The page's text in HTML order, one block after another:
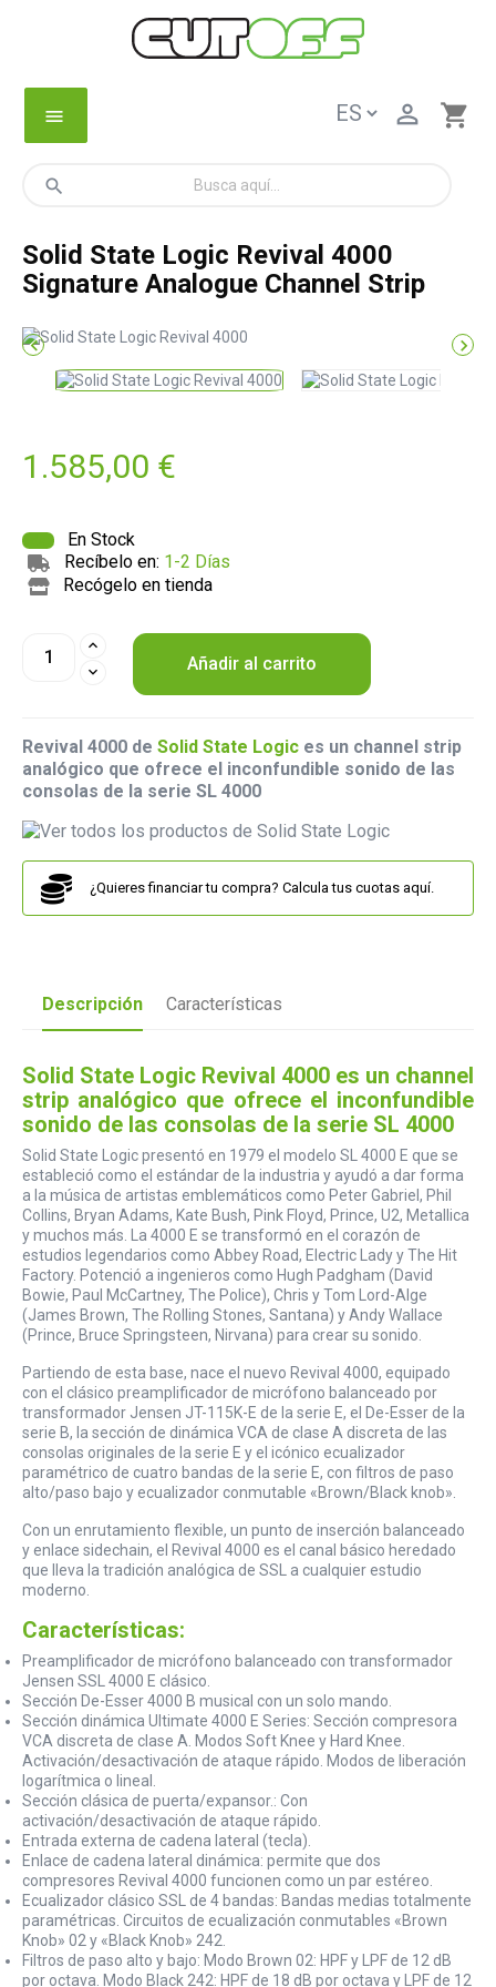
menu shopping_cart

search
Solid State Logic Revival 4000
Signature Analogue Channel Strip
 
1.585,00 €
En Stock
Recíbelo en: 1-2 Días
Recógelo en tienda
Añadir al carrito
Revival 4000 de Solid State Logic es un channel strip
analógico que ofrece el inconfundible sonido de las
consolas de la serie SL 4000
¿Quieres financiar tu compra? Calcula tus cuotas aquí.
Descripción Características
Solid State Logic Revival 4000 es un channel
strip analógico que ofrece el inconfundible
sonido de las consolas de la serie SL 4000
Solid State Logic presentó en 1979 el modelo SL 4000 E que se
estableció como el estándar de la industria y ayudó a dar forma
a la música de artistas emblemáticos como Peter Gabriel, Phil
Collins, Bryan Adams, Kate Bush, Pink Floyd, Prince, U2, Metallica
y muchos más. La 4000 E se transformó en el corazón de
estudios legendarios como Abbey Road, Electric Lady y The Hit
Factory. Potenció a ingenieros como Hugh Padgham (David
Bowie, Paul McCartney, The Police), Chris y Tom Lord-Alge
(James Brown, The Rolling Stones, Santana) y Andy Wallace
(Prince, Bruce Springsteen, Nirvana) para crear su sonido.
Partiendo de esta base, nace el nuevo Revival 4000, equipado
con el clásico preamplificador de micrófono balanceado por
transformador Jensen JT-115K-E de la serie E, el De-Esser de la
serie B, la sección de dinámica VCA de clase A discreta de las
consolas originales de la serie E y el icónico ecualizador
paramétrico de cuatro bandas de la serie E, con filtros de paso
alto/paso bajo y ecualizador conmutable «Brown/Black knob».
Con un enrutamiento flexible, un punto de inserción balanceado
y enlace sidechain, el Revival 4000 es el canal básico heredado
que lleva la tradición analógica de SSL a cualquier estudio
moderno.
Características:
Preamplificador de micrófono balanceado con transformador
Jensen SSL 4000 E clásico.
Sección De-Esser 4000 B musical con un solo mando.
Sección dinámica Ultimate 4000 E Series: Sección compresora
VCA discreta de clase A. Modos Soft Knee y Hard Knee.
Activación/desactivación de ataque rápido. Modos de liberación
logarítmica o lineal.
Sección clásica de puerta/expansor.: Con
activación/desactivación de ataque rápido.
Entrada externa de cadena lateral (tecla).
Enlace de cadena lateral dinámica: permite que dos
compresores Revival 4000 funcionen como un par estéreo.
Ecualizador clásico SSL de 4 bandas: Bandas medias totalmente
paramétricas. Circuitos de ecualización conmutables «Brown
Knob» 02 y «Black Knob» 242.
Filtros de paso alto y bajo: Modo Brown 02: HPF y LPF de 12 dB
por octava. Modo Black 242: HPF de 18 dB por octava y LPF de 12